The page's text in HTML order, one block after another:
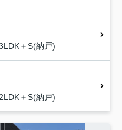
＋S(納戸)
＋S(納戸)